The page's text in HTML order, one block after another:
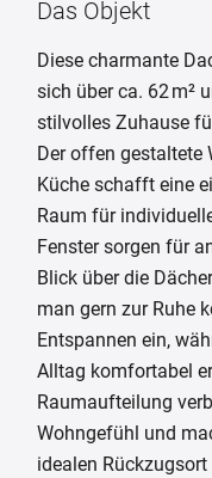
Das Objekt
Diese charmante
sich über ca. 62 m²
stilvolles Zuhause
Der offen gestaltete
Küche schafft eine
Raum für
Fenster sorgen für
Blick über die
man gern zur Ruhe
Entspannen ein,
Alltag komfortabel
Raumaufteilung
Wohngefühl und
idealen